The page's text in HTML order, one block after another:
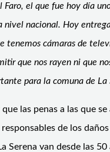
el que fue hoy día
nivel nacional. Hoy
tenemos cámaras de
que nos rayen ni que
para la comuna de La
las penas a las que se
de los
Serena van desde las 50